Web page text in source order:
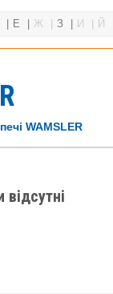
Е Ж З И Й
WAMSLER
відсутні